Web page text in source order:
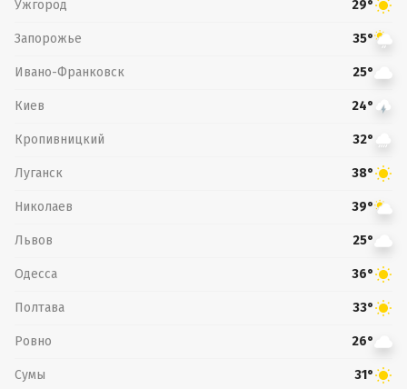
Ужгород 29°
Запорожье 35°
Ивано-Франковск 25°
Киев 24°
Кропивницкий 32°
Луганск 38°
Николаев 39°
Львов 25°
Одесса 36°
Полтава 33°
Ровно 26°
Сумы 31°